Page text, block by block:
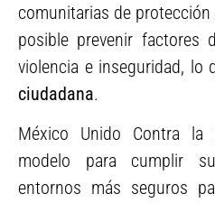
comunitarias de
posible prevenir factores
violencia e inseguridad, lo
ciudadana.
México Unido Contra la
modelo para cumplir
entornos más seguros